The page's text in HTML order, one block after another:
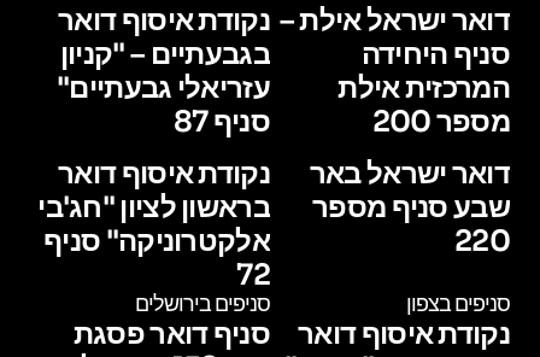
דואר ישראל אילת –
סניף היחידה
המרכזית אילת
מספר 200
דואר ישראל באר
שבע סניף מספר
220
נקודת איסוף דואר
בגבעתיים – "קניון
עזריאלי גבעתיים"
סניף 87
נקודת איסוף דואר
בראשון לציון "חג'בי
אלקטרוניקה" סניף
72
סניפים בצפון
נקודת איסוף דואר
סניפים בירושלים
סניף דואר פסגת